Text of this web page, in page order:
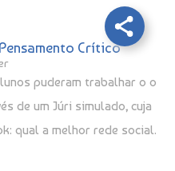
Crítico
puderam trabalhar o o
de um Júri simulado, cuja
qual a melhor rede social.